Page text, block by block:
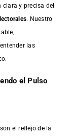
clara y precisa del
. Nuestro
las
el Pulso
el reflejo de la